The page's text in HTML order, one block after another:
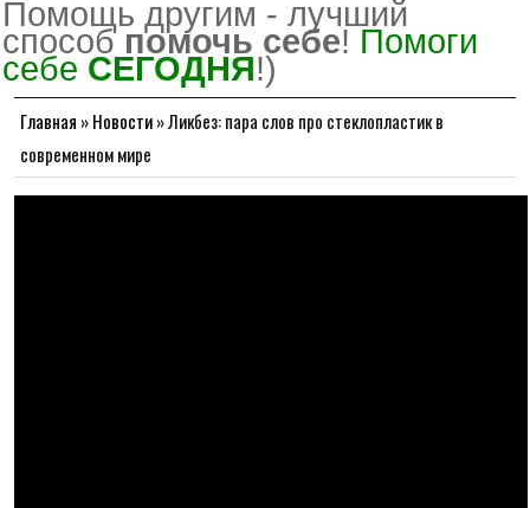
Помощь другим - лучший
способ помочь себе! Помоги
себе СЕГОДНЯ!)
Главная »Новости»Ликбез: пара слов про стеклопластик в
современном мире